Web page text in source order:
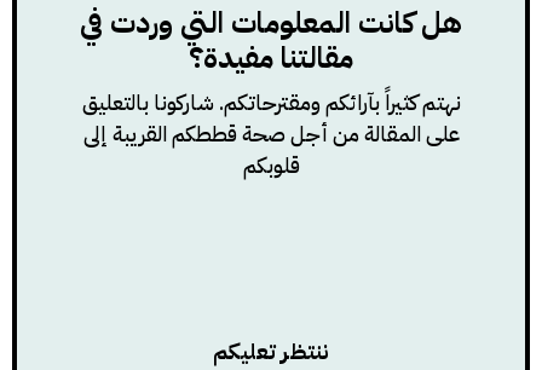
هل كانت المعلومات التي وردت في
مقالتنا مفيدة؟
نهتم كثيراً بآرائكم ومقترحاتكم. شاركونا بالتعليق
على المقالة من أجل صحة قططكم القريبة إلى
قلوبكم
ننتظر تعليكم